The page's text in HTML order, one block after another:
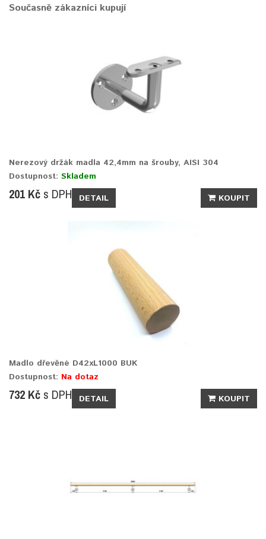
Současně zákazníci kupují
Nerezový držák madla 42,4mm na šrouby, AISI 304
Dostupnost: Skladem
201 Kč s DPH DETAIL KOUPIT
Madlo dřevěné D42xL1000 BUK
Dostupnost: Na dotaz
732 Kč s DPH DETAIL KOUPIT